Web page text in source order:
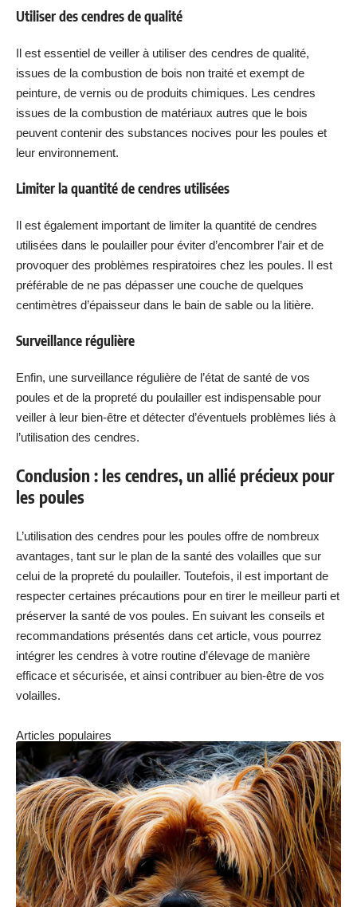
Utiliser des cendres de qualité
Il est essentiel de veiller à utiliser des cendres de qualité,
issues de la combustion de bois non traité et exempt de
peinture, de vernis ou de produits chimiques. Les cendres
issues de la combustion de matériaux autres que le bois
peuvent contenir des substances nocives pour les poules et
leur environnement.
Limiter la quantité de cendres utilisées
Il est également important de limiter la quantité de cendres
utilisées dans le poulailler pour éviter d’encombrer l’air et de
provoquer des problèmes respiratoires chez les poules. Il est
préférable de ne pas dépasser une couche de quelques
centimètres d’épaisseur dans le bain de sable ou la litière.
Surveillance régulière
Enfin, une surveillance régulière de l’état de santé de vos
poules et de la propreté du poulailler est indispensable pour
veiller à leur bien-être et détecter d’éventuels problèmes liés à
l’utilisation des cendres.
Conclusion : les cendres, un allié précieux pour
les poules
L’utilisation des cendres pour les poules offre de nombreux
avantages, tant sur le plan de la santé des volailles que sur
celui de la propreté du poulailler. Toutefois, il est important de
respecter certaines précautions pour en tirer le meilleur parti et
préserver la santé de vos poules. En suivant les conseils et
recommandations présentés dans cet article, vous pourrez
intégrer les cendres à votre routine d’élevage de manière
efficace et sécurisée, et ainsi contribuer au bien-être de vos
volailles.
Articles populaires